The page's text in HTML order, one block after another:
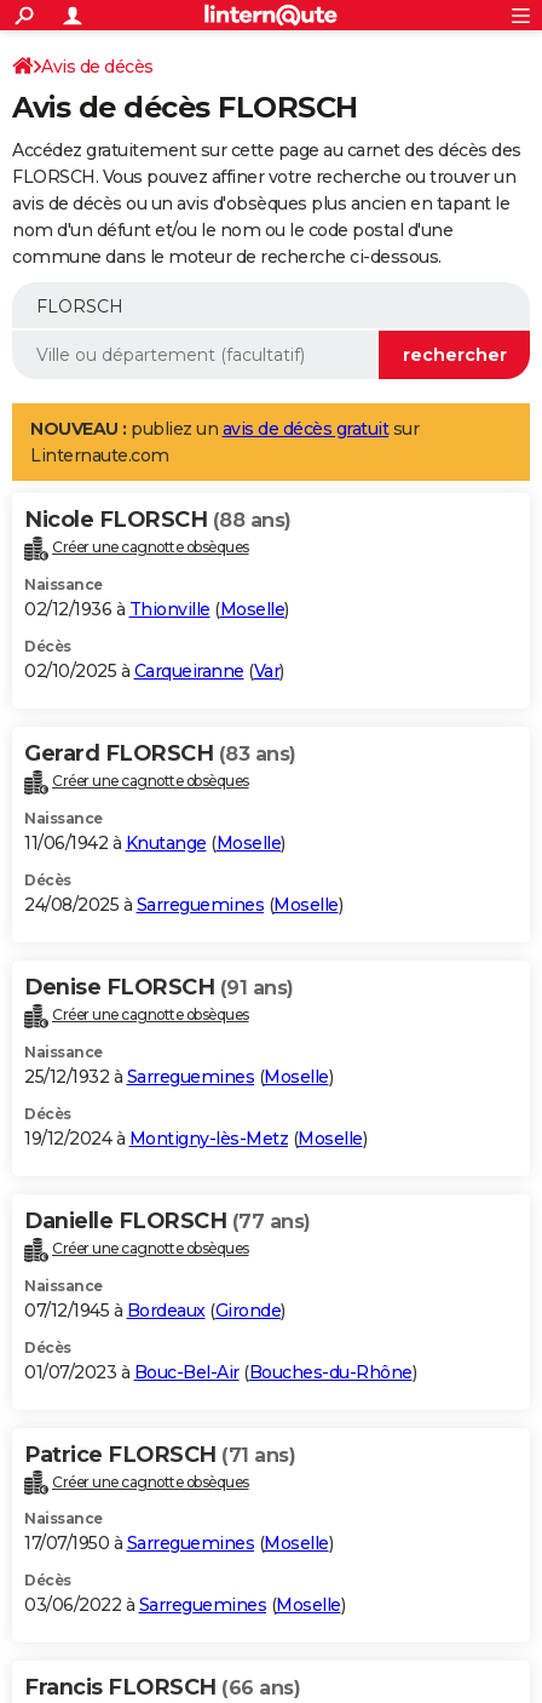
ACTUALITÉS
Politique
Société
Faits Divers
Education
Monde
Villes
+
SPORT
Coupe du monde 2026
Football
Tennis
Cyclisme
Rugby
Forum
Programme TV
TNT
Streaming
Cinéma
Sorties cinéma
Musique
+
FINANCE
Retraite
Epargne
Immobilier
Risques naturels par ville
Banque
Assurance
AUTO
Essais
Réserver un essai
Citadines
Berlines
SUV
Forum auto
+
Mobiles
Meilleur smartphone
Internet
Ordinateurs
Jeux vidéo
Guide high-tech
Aménagement intérieur
LIFESTYLE
Art de vivre
Bien-être
Loisirs
Mode
Modes de vie
Alimentation
Guide de la santé
Maladies
Médicaments
Sommeil
VOYAGE
Destinations
City break
Voyage nature
Voyage de noces
Forum
Climat
+PHOTO
GUIDES D'ACHAT
BONS PLANS
Carte de Noël
Carte Bonne année
Carte Saint-Valentin
Carte Pâques
Carte d'anniversaire
DICTIONNAIRE
Dictionnaire
Biographies
Citations
Expressions
Proverbes
PROGRAMME TV
S'inscrire
Se connecter
Lycées
Collèges
Primaires
Universités
Entreprises
Service militaire
Avis de recherche
AVIS DE DÉCÈS
Bricolage
Lifestyle
Culture
Sport
Auto
Television
Voyage
Cinema
Avis de décès
Avis de décès FLORSCH
Accédez gratuitement sur cette page au carnet des décès des
FLORSCH. Vous pouvez affiner votre recherche ou trouver un
avis de décès ou un avis d'obsèques plus ancien en tapant le
nom d'un défunt et/ou le nom ou le code postal d'une
commune dans le moteur de recherche ci-dessous.
NOUVEAU : publiez un avis de décès gratuitsur
Linternaute.com
Nicole FLORSCH (88 ans)
Créer une cagnotte obsèques
Naissance
02/12/1936 à Thionville (Moselle)
Décès
02/10/2025 à Carqueiranne (Var)
Gerard FLORSCH (83 ans)
Créer une cagnotte obsèques
Naissance
11/06/1942 à Knutange (Moselle)
Décès
24/08/2025 à Sarreguemines (Moselle)
Denise FLORSCH (91 ans)
Créer une cagnotte obsèques
Naissance
25/12/1932 à Sarreguemines (Moselle)
Décès
19/12/2024 à Montigny-lès-Metz (Moselle)
Danielle FLORSCH (77 ans)
Créer une cagnotte obsèques
Naissance
07/12/1945 à Bordeaux (Gironde)
Décès
01/07/2023 à Bouc-Bel-Air(Bouches-du-Rhône)
Patrice FLORSCH (71 ans)
Créer une cagnotte obsèques
Naissance
17/07/1950 à Sarreguemines (Moselle)
Décès
03/06/2022 à Sarreguemines (Moselle)
Francis FLORSCH (66 ans)